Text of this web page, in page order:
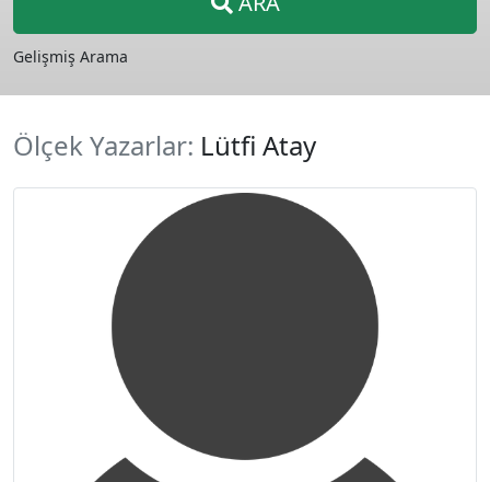
Gelişmiş Arama
Ölçek Yazarlar: Lütfi Atay